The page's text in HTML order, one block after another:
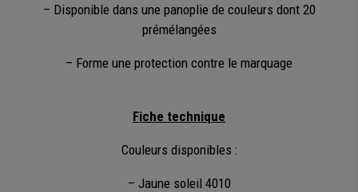
– Disponible dans une panoplie de couleurs dont 20
prémélangées
– Forme une protection contre le marquage
Fiche technique
Couleurs disponibles :
– Jaune soleil 4010